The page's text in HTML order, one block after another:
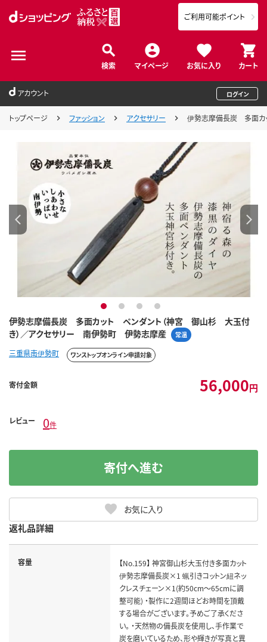
検索 マイページ お気に入り カート
ご利用可能ポイント
アカウント ログイン
トップページ ファッション アクセサリー 伊勢志摩備長炭 多面カ
伊勢志摩備長炭 多面カット ペンダント（神宮 御山杉 大玉付
き）／アクセサリー 南伊勢町 伊勢志摩産
常温
1 2 3 4
三重県南伊勢町 ワンストップオンライン申請対象
寄付金額 56,000円
レビュー 0件
お気に入り
寄付へ進む
返礼品詳細
容量
【No.159】 神宮御山杉大玉付き多面カット
伊勢志摩備長炭×1 蝋引きコットン紐ネッ
クレスチェーン×1(約50cm～65cmに調
整可能) ・製作に2週間ほどお時間を頂戴
する場合がございます。予めご了承くださ
い。 ・天然物の備長炭を使用し、手作業で
炭を磨いているため、形や輝きが写真と異